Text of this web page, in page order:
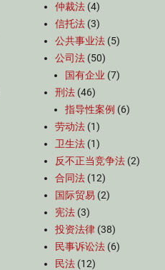
仲裁法 (4)
信托法 (3)
公共事业法 (5)
公司法 (50)
国有企业 (7)
刑法 (46)
指导性案例 (6)
劳动法 (1)
卫生法 (1)
反不正当竞争法 (2)
合同法 (12)
国际贸易 (2)
宪法 (3)
投资法律 (38)
民事诉讼法 (6)
民法 (12)